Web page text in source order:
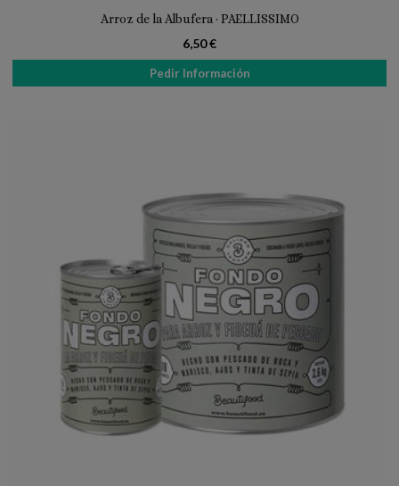
Arroz de la Albufera · PAELLISSIMO
6,50 €
Pedir Información